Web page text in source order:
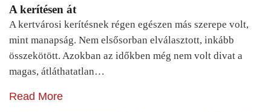
A kerítésen át
A kertvárosi kerítésnek régen egészen más szerepe volt,
mint manapság. Nem elsősorban elválasztott, inkább
összekötött. Azokban az időkben még nem volt divat a
magas, átláthatatlan…
Read More